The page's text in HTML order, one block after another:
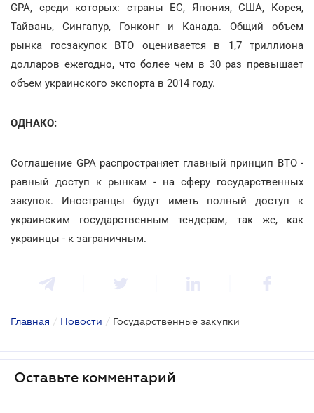
GPA, среди которых: страны ЕС, Япония, США, Корея,
Тайвань, Сингапур, Гонконг и Канада. Общий объем
рынка госзакупок ВТО оценивается в 1,7 триллиона
долларов ежегодно, что более чем в 30 раз превышает
объем украинского экспорта в 2014 году.
ОДНАКО:
Соглашение GPA распространяет главный принцип ВТО -
равный доступ к рынкам - на сферу государственных
закупок. Иностранцы будут иметь полный доступ к
украинским государственным тендерам, так же, как
украинцы - к заграничным.
Главная / Новости / Государственные закупки
Оставьте комментарий